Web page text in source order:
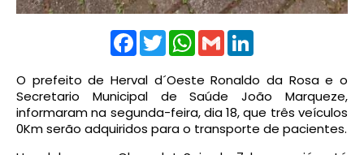
Facebook
TwitterWhatsApp
Gmail
O prefeito de Herval d´Oeste Ronaldo da Rosa e o
Secretario Municipal de Saúde João Marqueze,
informaram na segunda-feira, dia 18, que três veículos
0Km serão adquiridos para o transporte de pacientes.